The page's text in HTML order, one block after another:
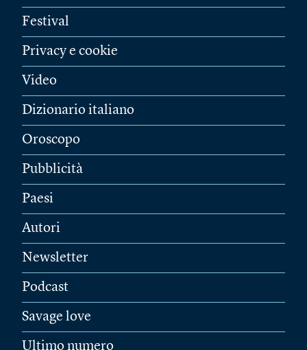
Festival
Privacy e cookie
Video
Dizionario italiano
Oroscopo
Pubblicità
Paesi
Autori
Newsletter
Podcast
Savage love
Ultimo numero